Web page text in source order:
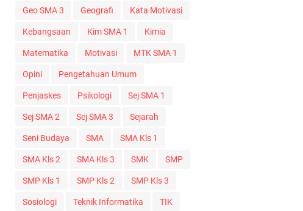
Geo SMA 3 Geografi Kata Motivasi
Kebangsaan Kim SMA 1 Kimia
Matematika Motivasi MTK SMA 1
Opini Pengetahuan Umum
Penjaskes Psikologi Sej SMA 1
Sej SMA 2 Sej SMA 3 Sejarah
Seni Budaya SMA SMA Kls 1
SMA Kls 2 SMA Kls 3 SMK SMP
SMP Kls 1 SMP Kls 2 SMP Kls 3
Sosiologi Teknik Informatika TIK